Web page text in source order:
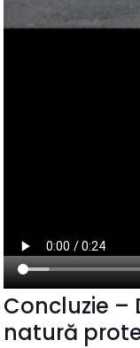
Concluzie –
natură